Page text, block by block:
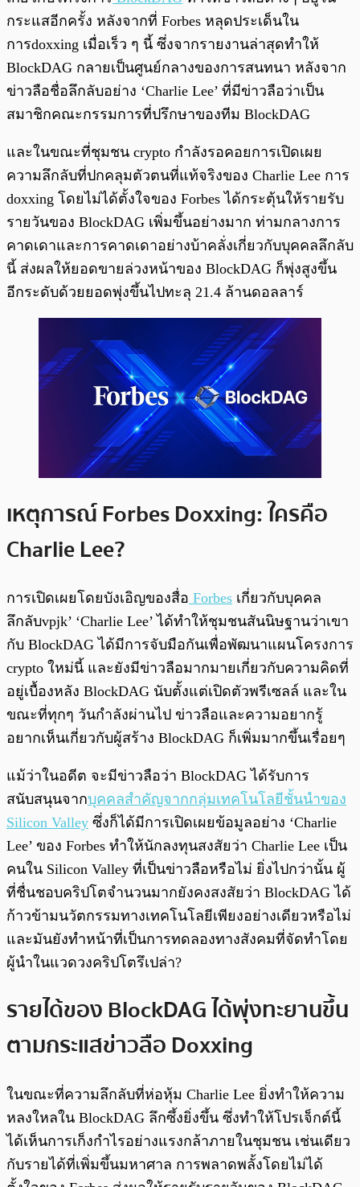
กระแสอีกครั้ง หลังจากที่ Forbes หลุดประเด็นใน
การdoxxing เมื่อเร็ว ๆ นี้ ซึ่งจากรายงานล่าสุดทำให้
BlockDAG กลายเป็นศูนย์กลางของการสนทนา หลังจาก
ข่าวลือชื่อลึกลับอย่าง ‘Charlie Lee’ ที่มีข่าวลือว่าเป็น
สมาชิกคณะกรรมการที่ปรึกษาของทีม BlockDAG
และในขณะที่ชุมชน crypto กำลังรอคอยการเปิดเผย
ความลึกลับที่ปกคลุมตัวตนที่แท้จริงของ Charlie Lee การ
doxxing โดยไม่ได้ตั้งใจของ Forbes ได้กระตุ้นให้รายรับ
รายวันของ BlockDAG เพิ่มขึ้นอย่างมาก ท่ามกลางการ
คาดเดาและการคาดเดาอย่างบ้าคลั่งเกี่ยวกับบุคคลลึกลับ
นี้ ส่งผลให้ยอดขายล่วงหน้าของ BlockDAG ก็พุ่งสูงขึ้น
อีกระดับด้วยยอดพุ่งขึ้นไปทะลุ 21.4 ล้านดอลลาร์
เหตุการณ์ Forbes Doxxing: ใครคือ
Charlie Lee?
การเปิดเผยโดยบังเอิญของสื่อ Forbes เกี่ยวกับบุคคล
ลึกลับvpjk’ ‘Charlie Lee’ ได้ทำให้ชุมชนสันนิษฐานว่าเขา
กับ BlockDAG ได้มีการจับมือกันเพื่อพัฒนาแผนโครงการ
crypto ใหม่นี้ และยังมีข่าวลือมากมายเกี่ยวกับความคิดที่
อยู่เบื้องหลัง BlockDAG นับตั้งแต่เปิดตัวพรีเซลล์ และใน
ขณะที่ทุกๆ วันกำลังผ่านไป ข่าวลือและความอยากรู้
อยากเห็นเกี่ยวกับผู้สร้าง BlockDAG ก็เพิ่มมากขึ้นเรื่อยๆ
แม้ว่าในอดีต จะมีข่าวลือว่า BlockDAG ได้รับการ
สนับสนุนจากบุคคลสำคัญจากกลุ่มเทคโนโลยีชั้นนำของ
Silicon Valley ซึ่งก็ได้มีการเปิดเผยข้อมูลอย่าง ‘Charlie
Lee’ ของ Forbes ทำให้นักลงทุนสงสัยว่า Charlie Lee เป็น
คนใน Silicon Valley ที่เป็นข่าวลือหรือไม่ ยิ่งไปกว่านั้น ผู้
ที่ชื่นชอบคริปโตจำนวนมากยังคงสงสัยว่า BlockDAG ได้
ก้าวข้ามนวัตกรรมทางเทคโนโลยีเพียงอย่างเดียวหรือไม่
และมันยังทำหน้าที่เป็นการทดลองทางสังคมที่จัดทำโดย
ผู้นำในแวดวงคริปโตรึเปล่า?
รายได้ของ BlockDAG ได้พุ่งทะยานขึ้น
ตามกระแสข่าวลือ Doxxing
ในขณะที่ความลึกลับที่ห่อหุ้ม Charlie Lee ยิ่งทำให้ความ
หลงใหลใน BlockDAG ลึกซึ้งยิ่งขึ้น ซึ่งทำให้โปรเจ็กต์นี้
ได้เห็นการเก็งกำไรอย่างแรงกล้าภายในชุมชน เช่นเดียว
กับรายได้ที่เพิ่มขึ้นมหาศาล การพลาดพลั้งโดยไม่ได้